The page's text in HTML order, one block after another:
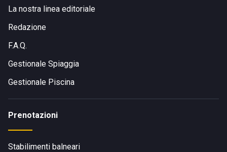
La nostra linea editoriale
Redazione
F.A.Q.
Gestionale Spiaggia
Gestionale Piscina
Prenotazioni
Stabilimenti balneari